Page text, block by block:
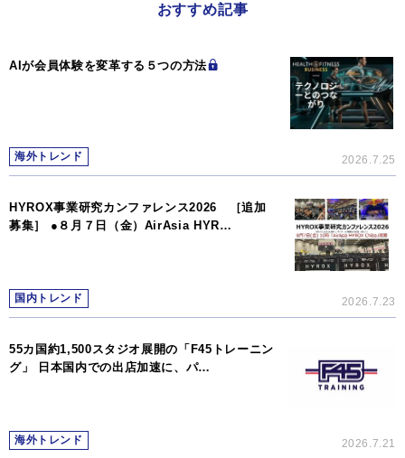
おすすめ記事
AIが会員体験を変革する５つの方法
海外トレンド 2026.7.25
HYROX事業研究カンファレンス2026 ［追加
募集］ ●８月７日（金）AirAsia HYR…
国内トレンド 2026.7.23
55カ国約1,500スタジオ展開の「F45トレーニン
グ」 日本国内での出店加速に、パ…
海外トレンド 2026.7.21